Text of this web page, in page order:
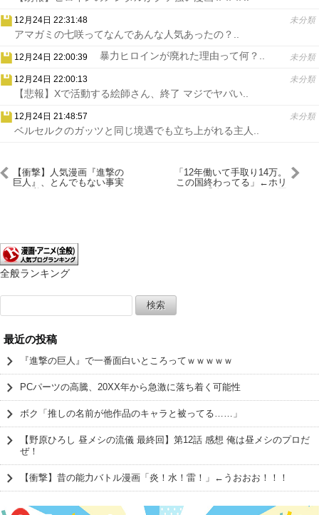
12月24日 22:31:48 未分類
アマガミの七咲ってなんであんな人気あったの？..
12月24日 22:00:39 未分類
暴力ヒロインが廃れた理由って何？..
12月24日 22:00:13 未分類
【悲報】Xで活動する絵師さん、終了 マジでヤバい..
12月24日 21:48:57 未分類
ベルセルクのガッツと同じ境遇でも立ち上がれる主人..
【衝撃】人気漫画『進撃の
巨人』、とんでもない事実
「12年働いて手取り14万。
この国終わってる」←ホリ
全般ランキング
索:
最近の投稿
『進撃の巨人』で一番面白いところってｗｗｗｗｗ
PCパーツの高騰、20XX年から急激に落ち着く可能性
ボク「推しの名前が他作品のキャラと被ってる……」
【野原ひろし 昼メシの流儀 最終回】第12話 感想 俺は昼メシのプロだ
ぜ！
【衝撃】昔の能力バトル漫画「炎！水！雷！」←うおおお！！！